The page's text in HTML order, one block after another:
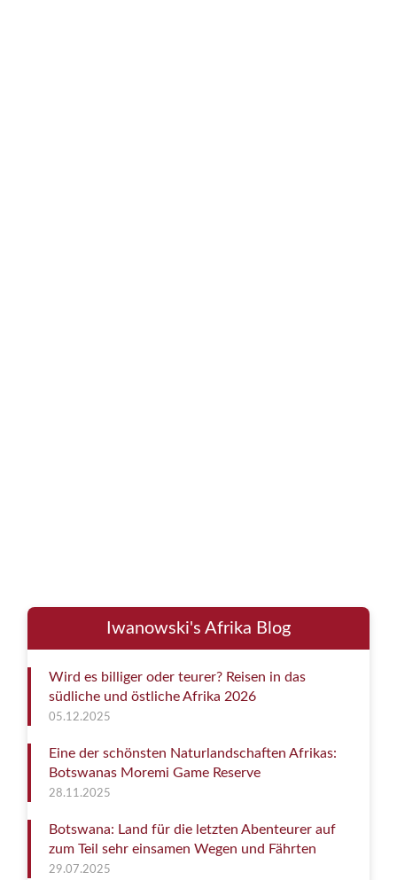
Iwanowski's Afrika Blog
Wird es billiger oder teurer? Reisen in das
südliche und östliche Afrika 2026
05.12.2025
Eine der schönsten Naturlandschaften Afrikas:
Botswanas Moremi Game Reserve
28.11.2025
Botswana: Land für die letzten Abenteurer auf
zum Teil sehr einsamen Wegen und Fährten
29.07.2025